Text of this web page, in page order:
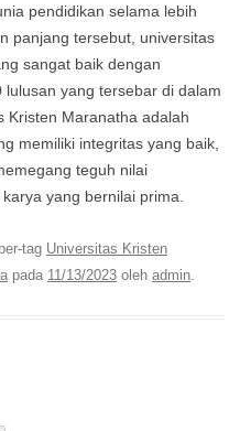
pendidikan selama lebih
panjang tersebut, universitas
sangat baik dengan
yang tersebar di dalam
Kristen Maranatha adalah
memiliki integritas yang baik,
teguh nilai
yang bernilai prima.
tag Universitas Kristen
pada 11/13/2023 oleh admin